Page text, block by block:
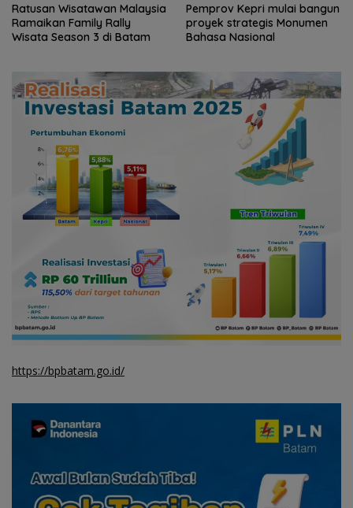
Ratusan Wisatawan Malaysia
Ramaikan Family Rally
Wisata Season 3 di Batam
Pemprov Kepri mulai bangun
proyek strategis Monumen
Bahasa Nasional
https://bpbatam.go.id/